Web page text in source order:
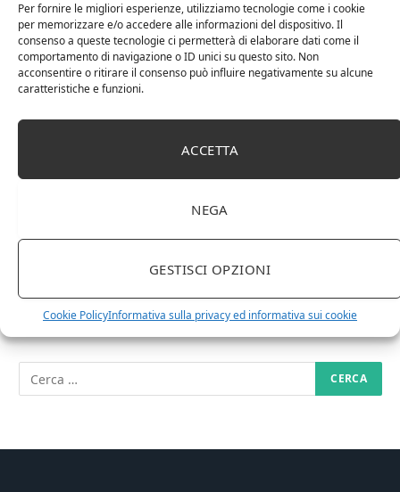
Per fornire le migliori esperienze, utilizziamo tecnologie come i cookie
per memorizzare e/o accedere alle informazioni del dispositivo. Il
consenso a queste tecnologie ci permetterà di elaborare dati come il
comportamento di navigazione o ID unici su questo sito. Non
acconsentire o ritirare il consenso può influire negativamente su alcune
caratteristiche e funzioni.
ACCETTA
NEGA
GESTISCI OPZIONI
Cookie PolicyInformativa sulla privacy ed informativa sui cookie
distillati e food online
1 APRILE 2024
Differenza tra brandy e cognac: tutte le
Differenza tra whisky scozzese e whiskey
RICERCA NEL SITO